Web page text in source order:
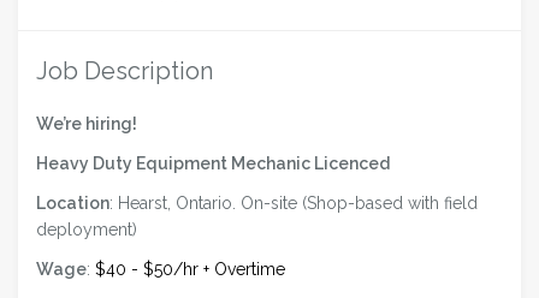
Job Description
We’re hiring!
Heavy Duty Equipment Mechanic Licenced
Location: Hearst, Ontario. On-site (Shop-based with field
deployment)
Wage: $40 - $50/hr + Overtime